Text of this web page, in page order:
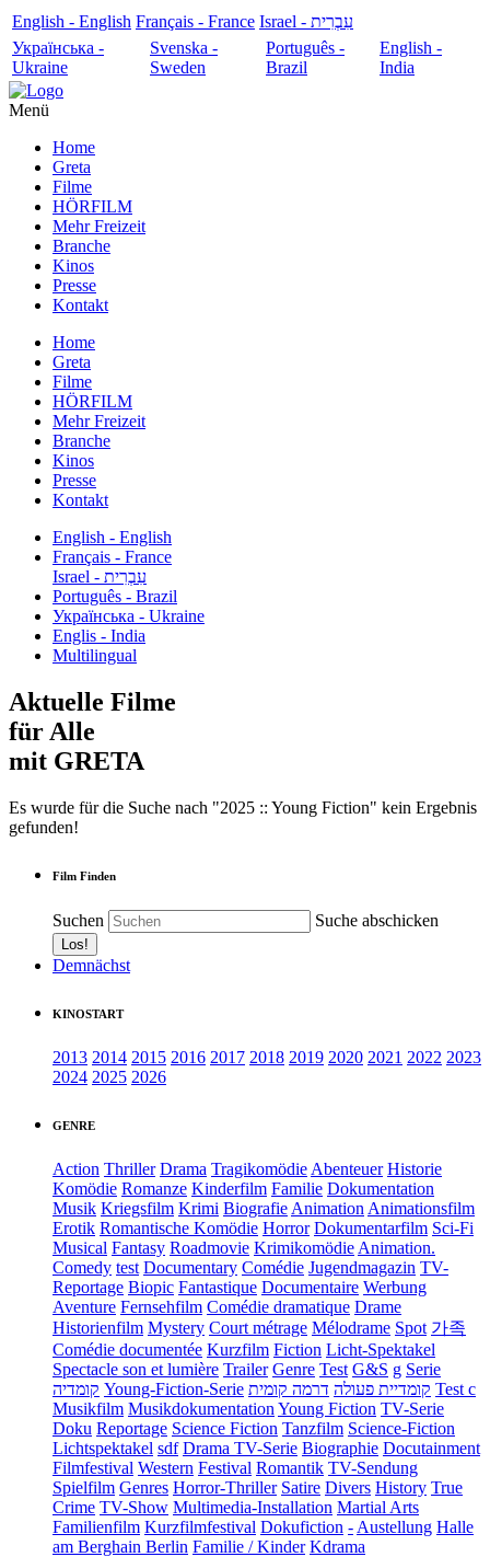
English - English Français - France
עִבְרִית - Israel
Українська -
Ukraine
Svenska -
Sweden
Português -
Brazil
English -
India
Menü
Home
Greta
Filme
HÖRFILM
Mehr Freizeit
Branche
Kinos
Presse
Kontakt
Home
Greta
Filme
HÖRFILM
Mehr Freizeit
Branche
Kinos
Presse
Kontakt
English - English
Français - France
עִבְרִית - Israel
Português - Brazil
Українська - Ukraine
Englis - India
Multilingual
Aktuelle Filme
für Alle
mit GRETA
Es wurde für die Suche nach "2025 :: Young Fiction" kein Ergebnis
gefunden!
Film Finden
Suchen Suche abschicken
Demnächst
KINOSTART
2013 2014 2015 2016 2017 2018 2019 2020 2021 2022 2023
2024 2025 2026
GENRE
Action Thriller Drama Tragikomödie Abenteuer Historie
Komödie Romanze Kinderfilm Familie Dokumentation
Musik Kriegsfilm Krimi Biografie Animation Animationsfilm
Erotik Romantische Komödie Horror Dokumentarfilm Sci-Fi
Musical Fantasy Roadmovie Krimikomödie Animation.
Comedy test Documentary Comédie Jugendmagazin TV-
Reportage Biopic Fantastique Documentaire Werbung
Aventure Fernsehfilm Comédie dramatique Drame
Historienfilm Mystery Court métrage Mélodrame Spot 가족
Comédie documentée Kurzfilm Fiction Licht-Spektakel
Spectacle son et lumière Trailer Genre Test G&S g Serie
קומדיה Young-Fiction-Serie קומדיית פעולה דרמה קומית
Test c
Musikfilm Musikdokumentation Young Fiction TV-Serie
Doku Reportage Science Fiction Tanzfilm Science-Fiction
Lichtspektakel sdf Drama TV-Serie Biographie Docutainment
Filmfestival Western Festival Romantik TV-Sendung
Spielfilm Genres Horror-Thriller Satire Divers History True
Crime TV-Show Multimedia-Installation Martial Arts
Familienfilm Kurzfilmfestival Dokufiction - Austellung Halle
am Berghain Berlin Familie / Kinder Kdrama